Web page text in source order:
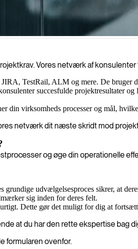
af testcyklussen. Vores eksperter
Vores netværk af konsulenter
TestRail, ALM og mere. De bruger
succesfulde projektresultater
din virksomheds processer og mål,
netværk dit næste skridt mod
og øge din operationelle
udvælgelsesproces sikrer, at
sig inden for deres felt.
Dette gør det muligt for dig at
at du har den rette ekspertise bag
formularen ovenfor.